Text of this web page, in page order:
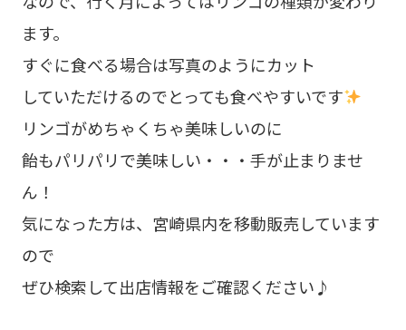
ます。
すぐに食べる場合は写真のようにカット
していただけるのでとっても食べやすいです
リンゴがめちゃくちゃ美味しいのに
飴もパリパリで美味しい・・・手が止まりませ
ん！
気になった方は、宮崎県内を移動販売しています
ので
ぜひ検索して出店情報をご確認ください♪